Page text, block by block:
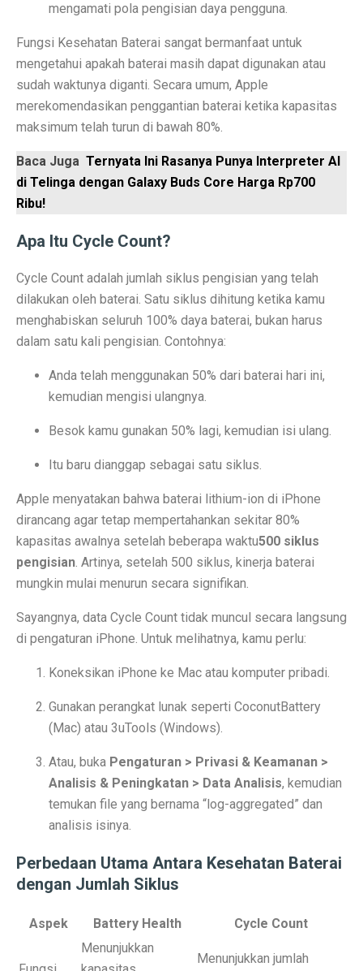
Perbandingan Xiaomi 15T vs 15T Pro: Spesifikasi dan
Revolusi Data: AI Mengubah Pengelolaan Informasi di
Samsung Pertahankan Model Plus di Galaxy S26
MDRN dan Genertec Kolaborasi di Industri,
Vivo Y03t vs X100: Perbandingan Harga dan Fitur!
7 HP Flagship Android Terkencang 2025, Bukan
Gaming Lancar Tanpa Ngelag, Infinix GT 30 Jadi
Amazfit Buka Store Pertama di Indonesia,
Elon Musk Jadi Orang Kaya Pertama Dunia dengan
3 Rekomendasi HP Spek Gahar Harga Terjangkau di
TECNO Pova 6 Pro 5G: Gaming Murah dengan
Perbandingan Vivo Y28, Y03t, dan X100: HP
Pesan Awal iPhone 17 Mulai Oktober–November 2025
Contoh Soal Matematika SMA Lengkap dengan
Ternyata Ini Rasanya Punya Interpreter AI di Telinga
Realme 15 Pro 5G Jadi Smartphone Turnamen
Elon Musk Pecahkan Rekor Kekayaan, Jadi Orang
Jangan Lupa Cek Pesanan Online, Ini 7 Sifat
Proyek Meta Raksasa: Pusat Data AI Seluas 70
Cuaca Bangka Belitung Memasuki Musim Hujan 2025,
Pahami Perbedaan Kesehatan Baterai dan Cycle Count
Permintaan Batubara Diperkirakan Pulih di Akhir
10 Film Horor Tersembunyi yang Harus Ditonton Saat
mengamati pola pengisian daya pengguna.
Fungsi Kesehatan Baterai sangat bermanfaat untuk
mengetahui apakah baterai masih dapat digunakan atau
sudah waktunya diganti. Secara umum, Apple
merekomendasikan penggantian baterai ketika kapasitas
maksimum telah turun di bawah 80%.
Baca Juga Ternyata Ini Rasanya Punya Interpreter AI
di Telinga dengan Galaxy Buds Core Harga Rp700
Ribu!
Apa Itu Cycle Count?
Cycle Count adalah jumlah siklus pengisian yang telah
dilakukan oleh baterai. Satu siklus dihitung ketika kamu
menghabiskan seluruh 100% daya baterai, bukan harus
dalam satu kali pengisian. Contohnya:
Anda telah menggunakan 50% dari baterai hari ini,
kemudian mengisi ulangnya.
Besok kamu gunakan 50% lagi, kemudian isi ulang.
Itu baru dianggap sebagai satu siklus.
Apple menyatakan bahwa baterai lithium-ion di iPhone
dirancang agar tetap mempertahankan sekitar 80%
kapasitas awalnya setelah beberapa waktu500 siklus
pengisian. Artinya, setelah 500 siklus, kinerja baterai
mungkin mulai menurun secara signifikan.
Sayangnya, data Cycle Count tidak muncul secara langsung
di pengaturan iPhone. Untuk melihatnya, kamu perlu:
Koneksikan iPhone ke Mac atau komputer pribadi.
Gunakan perangkat lunak seperti CoconutBattery
(Mac) atau 3uTools (Windows).
Atau, buka Pengaturan > Privasi & Keamanan >
Analisis & Peningkatan > Data Analisis, kemudian
temukan file yang bernama “log-aggregated” dan
analisis isinya.
Perbedaan Utama Antara Kesehatan Baterai
dengan Jumlah Siklus
Aspek Battery Health Cycle Count
Menunjukkan
Menunjukkan jumlah